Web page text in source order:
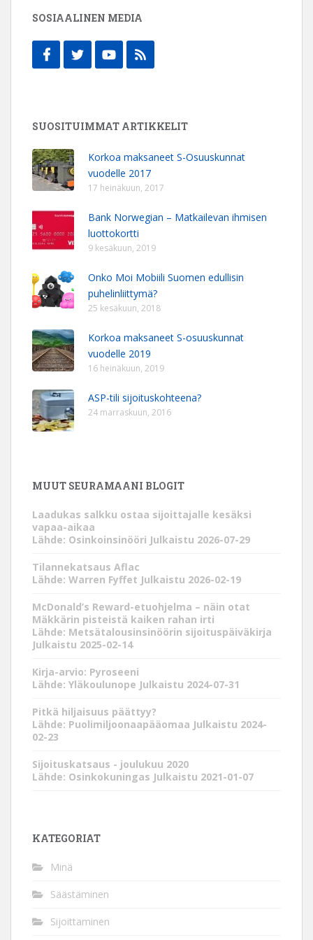
SOSIAALINEN MEDIA
SUOSITUIMMAT ARTIKKELIT
Korkoa maksaneet S-Osuuskunnat
vuodelle 2017
17 heinäkuun, 2017
Bank Norwegian – Matkailevan ihmisen
luottokortti
9 kesäkuun, 2019
Onko Moi Mobiili Suomen edullisin
puhelinliittymä?
25 kesäkuun, 2018
Korkoa maksaneet S-osuuskunnat
vuodelle 2019
16 heinäkuun, 2019
ASP-tili sijoituskohteena?
24 marraskuun, 2016
MUUT SEURAMAANI BLOGIT
Laadukas salkku ostaa sijoittajalle kesäksi
vapaa-aikaa
Lähde: Osinkoinsinööri Julkaistu 2026-07-29
Tilannekatsaus Aflac
Lähde: Warren Fyffet Julkaistu 2026-02-19
McDonald’s Reward-etuohjelma – näin otat
Mäkkärin pisteistä kaiken rahan irti
Lähde: Metsätalousinsinöörin sijoituspäiväkirja
Julkaistu 2025-02-14
Kirja-arvio: Pyroseeni
Lähde: Yläkoulunope Julkaistu 2024-07-31
Pitkä hiljaisuus päättyy?
Lähde: Puolimiljoonaapääomaa Julkaistu 2024-
02-23
Sijoituskatsaus - joulukuu 2020
Lähde: Osinkokuningas Julkaistu 2021-01-07
KATEGORIAT
Minä
Säästäminen
Sijoittaminen